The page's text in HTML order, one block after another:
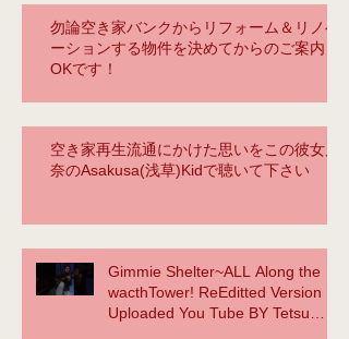
勿論空き家バンクからリフォーム＆リノベ
ーションする物件を決めてからのご案内も
OKです！
空き家再生流通にかけた思いをこの彼女麗
奈のAsakusa(浅草)Kidで聴いて下さい
Gimmie Shelter~ALL Along the
wacthTower! ReEditted Version
Uploaded You Tube BY Tetsu